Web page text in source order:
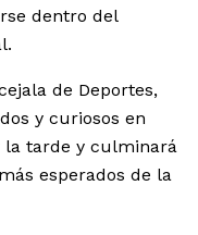
dentro del
de Deportes,
y curiosos en
la tarde y culminará
esperados de la